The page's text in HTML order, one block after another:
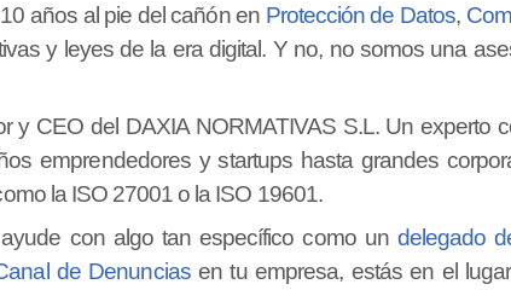
años al pie del cañón en Protección de Datos,
y leyes de la era digital. Y no, no somos una
y CEO del DAXIA NORMATIVAS S.L. Un
emprendedores y startups hasta grandes
la ISO 27001 o la ISO 19601.
con algo tan específico como un delegado
de Denunciasen tu empresa, estás en el